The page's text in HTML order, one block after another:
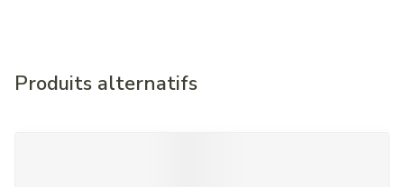
Produits alternatifs